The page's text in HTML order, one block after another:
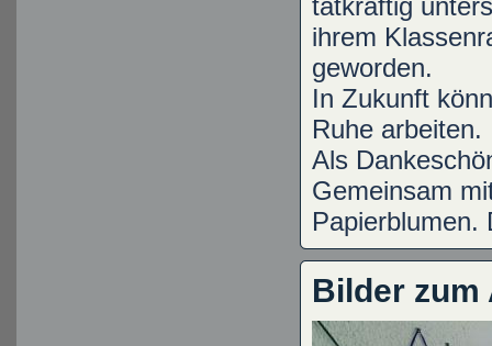
ihrem
geworden.
In Zukunft
Ruhe arbeiten.
Als
Gemeinsam
Papierblumen.
Bilder zum